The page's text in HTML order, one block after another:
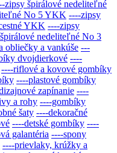
zipsy špirálové nedeliteľné
No 5 YKK ----zipsy
YKK ----zipsy
nedeliteľné No 3
obliečky a vankúše ---
dvojdierkové ----
----riflové a kovové gombíky
----plastové gombíky
zapínanie ----
a rohy ----gombíky
šaty ----dekoračné
----detské gombíky ----
galantéria ----spony
----prievlaky, krúžky a